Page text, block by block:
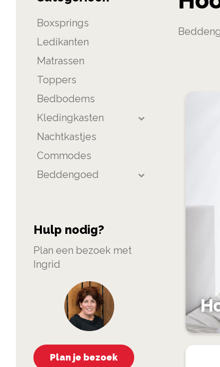
Boxsprings
Ledikanten
Matrassen
Toppers
Bedbodems
Kledingkasten
Nachtkastjes
Commodes
Beddengoed
Hulp nodig?
Plan een bezoek met
Ingrid
Plan je bezoek